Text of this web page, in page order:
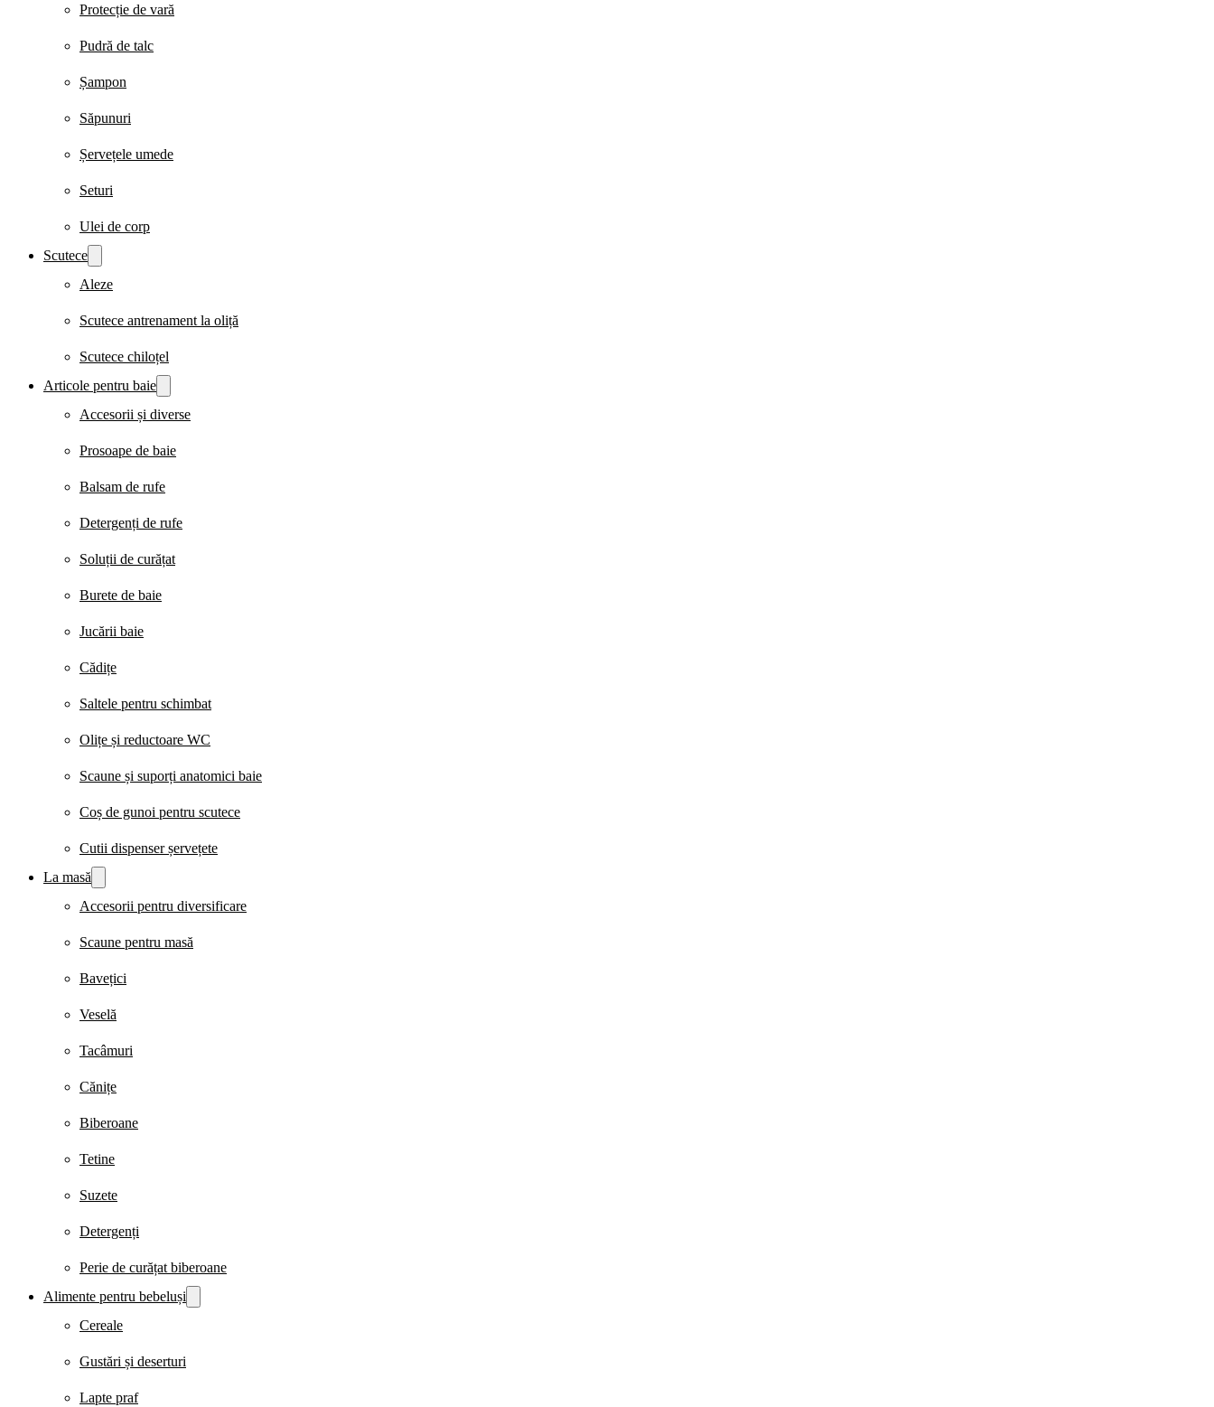
Protecție de vară
Pudră de talc
Șampon
Săpunuri
Șervețele umede
Seturi
Ulei de corp
Scutece
Aleze
Scutece antrenament la oliță
Scutece chiloțel
Articole pentru baie
Accesorii și diverse
Prosoape de baie
Balsam de rufe
Detergenți de rufe
Soluții de curățat
Burete de baie
Jucării baie
Cădițe
Saltele pentru schimbat
Olițe și reductoare WC
Scaune și suporți anatomici baie
Coș de gunoi pentru scutece
Cutii dispenser șervețete
La masă
Accesorii pentru diversificare
Scaune pentru masă
Bavețici
Veselă
Tacâmuri
Cănițe
Biberoane
Tetine
Suzete
Detergenți
Perie de curățat biberoane
Alimente pentru bebeluși
Cereale
Gustări și deserturi
Lapte praf